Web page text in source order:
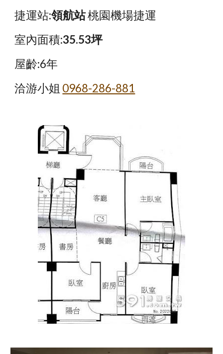
捷運站:領航站 桃園機場捷運
室內面積:35.53坪
屋齡:6年
洽游小姐 0968-286-881